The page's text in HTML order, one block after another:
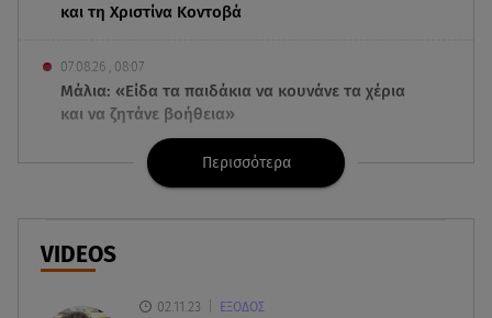
και τη Χριστίνα Κοντοβά
07.08.26 , 08:07
Μάλια: «Είδα τα παιδάκια να κουνάνε τα χέρια
και να ζητάνε βοήθεια»
07.08.26 , 07:37
Ταϊλάνδη: Μαθητής άνοιξε πυρ σε σχολείο -
Αναφορές για νεκρούς
07.08.26 , 03:00
Εορτολόγιο: Ποιοι γιορτάζουν στις 7 Αυγούστου
Περισσότερα
VIDEOS
02.11.23 ΕΞΟΔΟΣ